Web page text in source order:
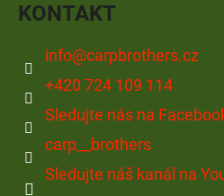
KONTAKT
info@carpbrothers.cz
+420 724 109 114
Sledujte nás na
carp__brothers
Sledujte náš kanál na